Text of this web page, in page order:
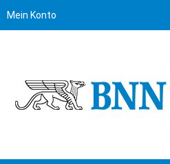
Mein Konto